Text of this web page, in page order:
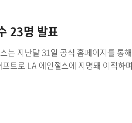
. 1루수 브랜든 벨트, 2루수 조 패닉
달인이다. 두 선수 모두 2021년까지
이도는 높지 않은 편이다. ▶ 타자의 지옥, AT&T파
균에겐 새로운 환경에 적응해야 하
KBO리그에서 가장 홈런이 잘 나오
논의됐는지는 밝혀지지 않았다'고 설명했
고 밝힌 뒤 "강정호가 와서 캠프를 준
드러나 면허가 취소됐다. 이 여파로
23명 발표
일러 오스틴 등이 겨룬다. 둘 다 빅
에서 타격 경쟁력을 보여준다면 빅